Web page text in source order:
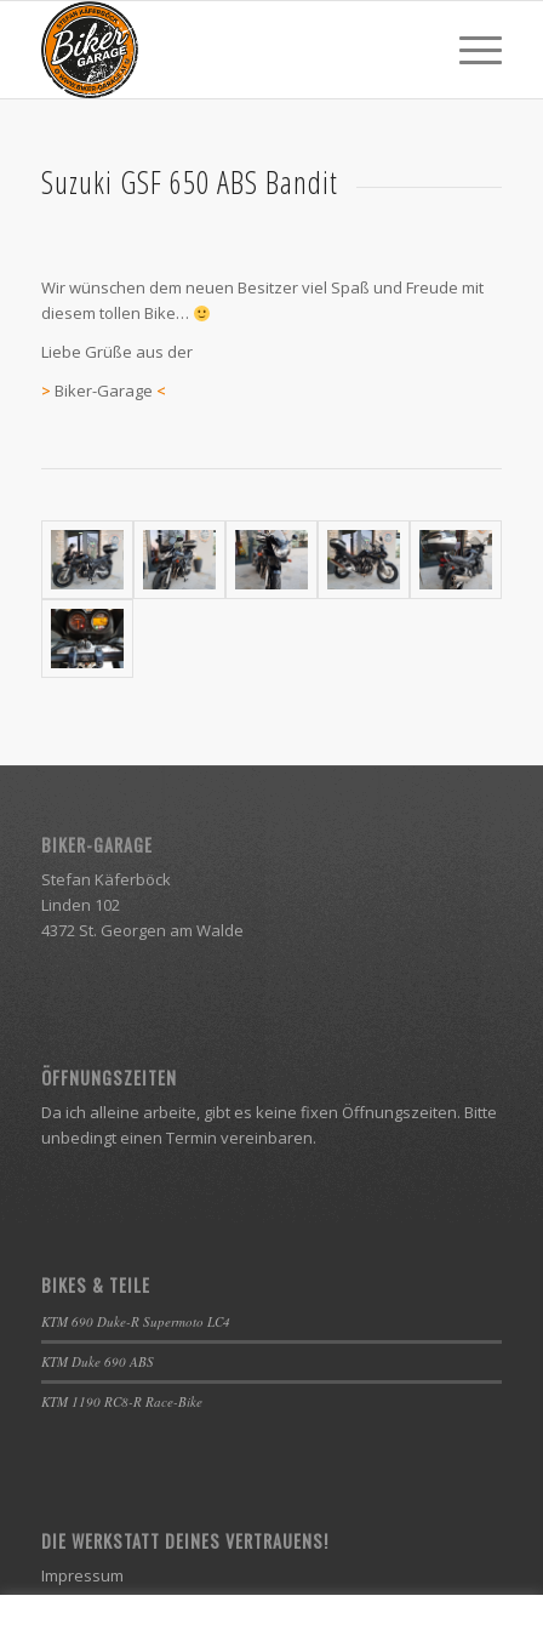
Suzuki GSF 650 ABS Bandit
Wir wünschen dem neuen Besitzer viel Spaß und Freude mit
diesem tollen Bike…
Liebe Grüße aus der
> Biker-Garage <
BIKER-GARAGE
Stefan Käferböck
Linden 102
4372 St. Georgen am Walde
ÖFFNUNGSZEITEN
Da ich alleine arbeite, gibt es keine fixen Öffnungszeiten. Bitte
unbedingt einen Termin vereinbaren.
BIKES & TEILE
KTM 690 Duke-R Supermoto LC4
KTM Duke 690 ABS
KTM 1190 RC8-R Race-Bike
DIE WERKSTATT DEINES VERTRAUENS!
Impressum